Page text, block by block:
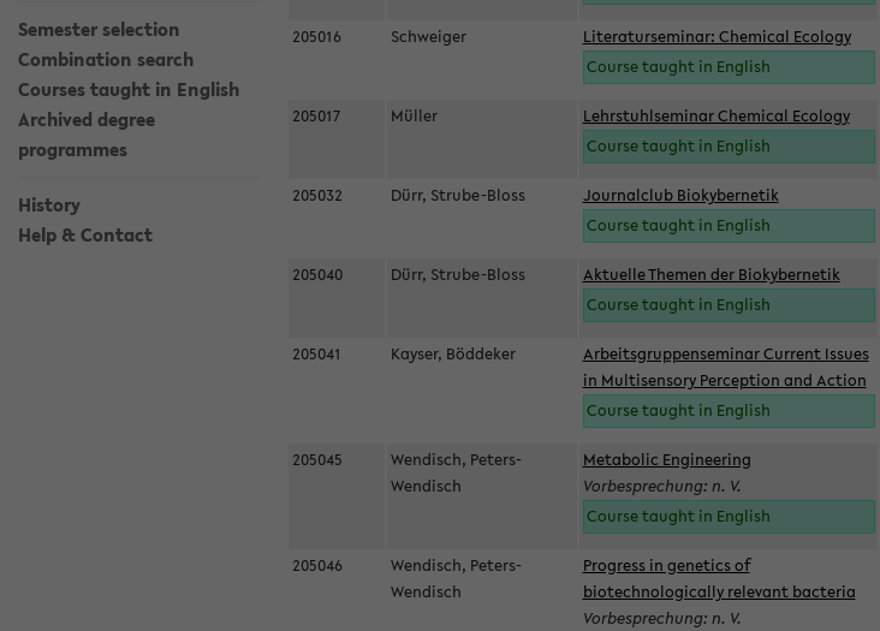
Semester selection
Combination search
Courses taught in English
Archived degree
programmes
History
Help & Contact
205016 Schweiger
Literaturseminar: Chemical Ecology
Course taught in English
205017 Müller
Lehrstuhlseminar Chemical Ecology
Course taught in English
205032 Dürr, Strube-Bloss
Journalclub Biokybernetik
Course taught in English
205040 Dürr, Strube-Bloss
Aktuelle Themen der Biokybernetik
Course taught in English
205041 Kayser, Böddeker
Arbeitsgruppenseminar Current Issues
in Multisensory Perception and Action
Course taught in English
205045
Wendisch, Peters-
Wendisch
Metabolic Engineering
Vorbesprechung: n. V.
Course taught in English
205046
Wendisch, Peters-
Wendisch
Progress in genetics of
biotechnologically relevant bacteria
Vorbesprechung: n. V.